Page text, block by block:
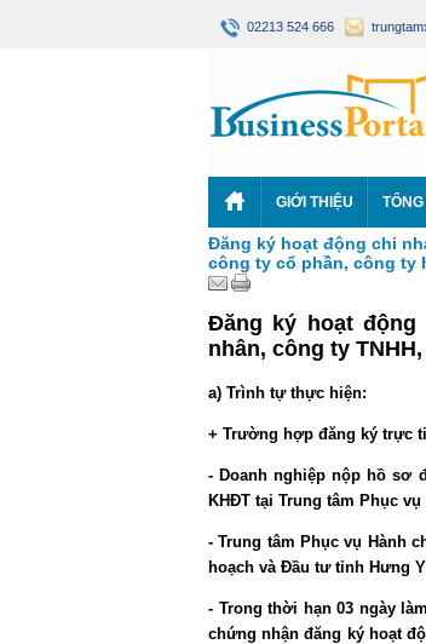
02213 524 666
GIỚI THIỆU
Đăng ký hoạt động chi
công ty cổ phần, công ty
Đăng ký hoạt
nhân, công ty
a) Trình tự thực hiện:
+ Trường hợp đăng ký trực
- Doanh nghiệp nộp hồ sơ
KHĐT tại Trung tâm Phục
- Trung tâm Phục vụ Hành
hoạch và Đầu tư tỉnh Hưng
- Trong thời hạn 03 ngày
chứng nhận đăng ký hoạt